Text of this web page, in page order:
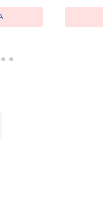
KUPI SADA